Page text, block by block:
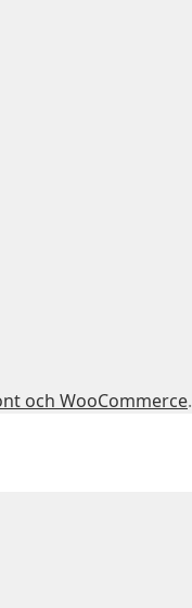
och WooCommerce.